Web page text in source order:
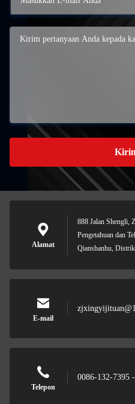
Alamat
888 Jalan Shengli,
Pengetahuan dan
Qianshanhu,
E-mail
Telepon
0086-132-7395